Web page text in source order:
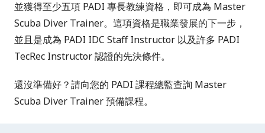
並獲得至少五項 PADI 專長教練資格，即可成為 Master
Scuba Diver Trainer。這項資格是職業發展的下一步，
並且是成為 PADI IDC Staff Instructor 以及許多 PADI
TecRec Instructor認證的先決條件。
還沒準備好？請向您的 PADI 課程總監查詢 Master
Scuba Diver Trainer 預備課程。